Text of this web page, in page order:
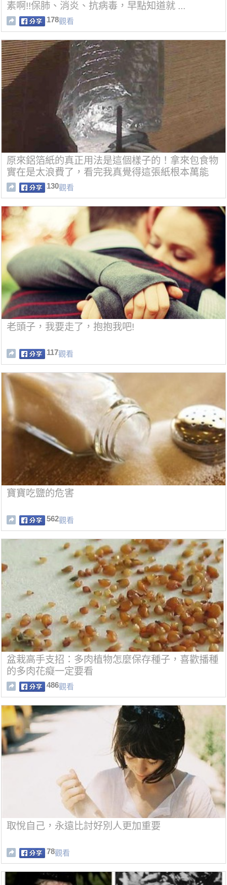
素啊!!保肺、消炎、抗病毒，早點知道就 ...
178觀看
原來鋁箔紙的真正用法是這個樣子的！拿來包食物
實在是太浪費了，看完我真覺得這張紙根本萬能
阿！！！ 130觀看
老頭子，我要走了，抱抱我吧!
117觀看
寶寶吃鹽的危害
562觀看
盆栽高手支招：多肉植物怎麼保存種子，喜歡播種
的多肉花癡一定要看
486觀看
取悅自己，永遠比討好別人更加重要
78觀看